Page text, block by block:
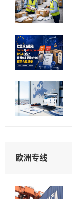
欧洲专线